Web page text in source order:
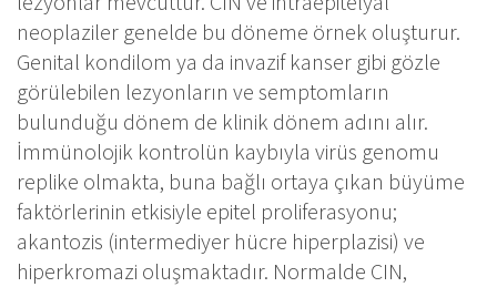
neoplaziler genelde bu döneme örnek oluşturur.
Genital kondilom ya da invazif kanser gibi gözle
görülebilen lezyonların ve semptomların
bulunduğu dönem de klinik dönem adını alır.
İmmünolojik kontrolün kaybıyla virüs genomu
replike olmakta, buna bağlı ortaya çıkan büyüme
faktörlerinin etkisiyle epitel proliferasyonu;
akantozis (intermediyer hücre hiperplazisi) ve
hiperkromazi oluşmaktadır. Normalde CIN,